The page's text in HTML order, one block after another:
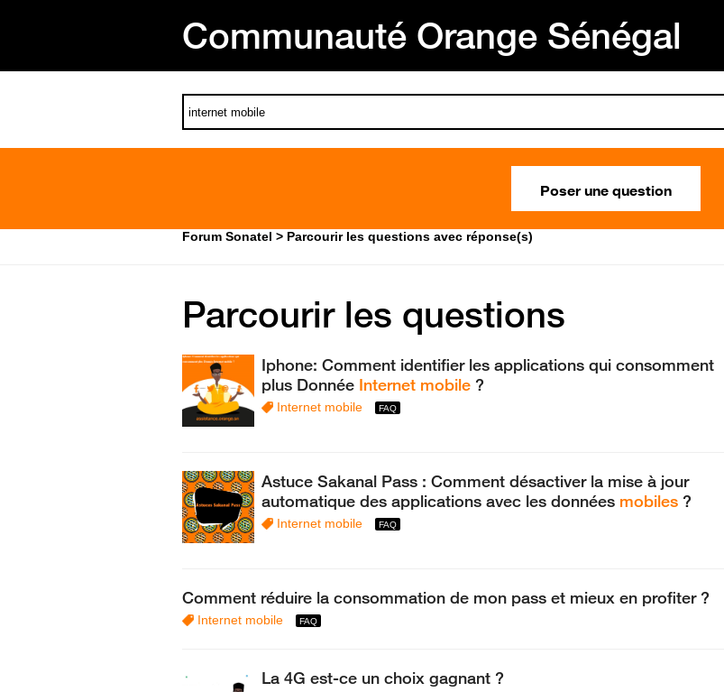
Communauté Orange Sénégal
Poser une question
Forum Sonatel Parcourir les questions avec réponse(s)
Parcourir les questions
Iphone: Comment identifier les applications qui consomment
plus Donnée Internet mobile ?
Internet mobile
Astuce Sakanal Pass : Comment désactiver la mise à jour
automatique des applications avec les données mobiles ?
Internet mobile
Comment réduire la consommation de mon pass et mieux en profiter ?
Internet mobile
La 4G est-ce un choix gagnant ?